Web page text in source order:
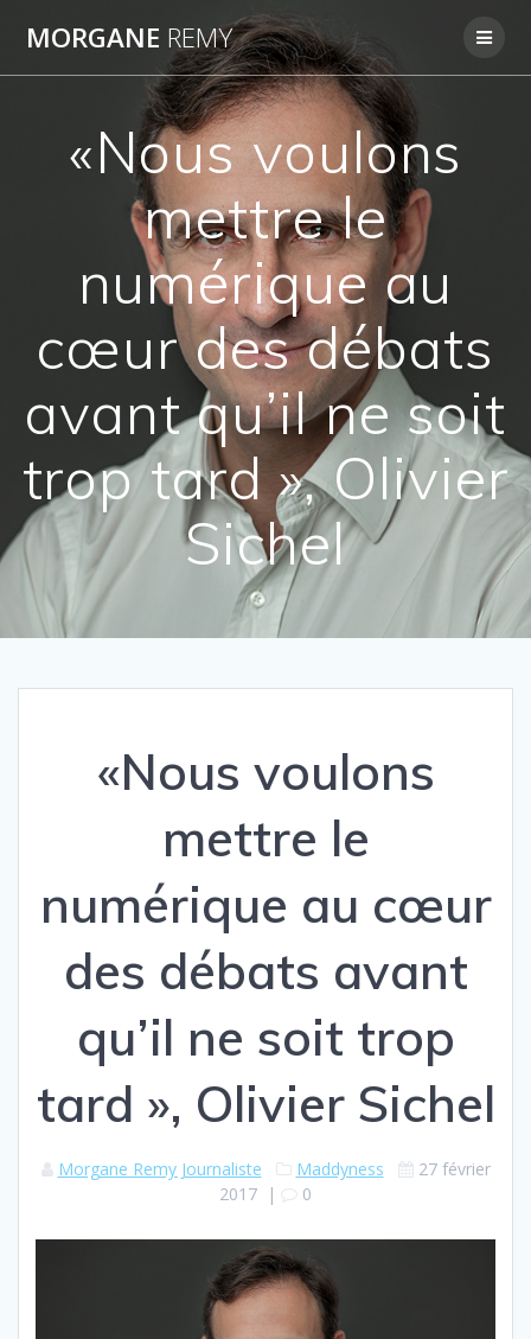
Passer
au
contenu
MORGANE REMY
«Nous voulons
mettre le
numérique au
cœur des débats
avant qu’il ne soit
trop tard », Olivier
Sichel
«Nous voulons
mettre le
numérique au cœur
des débats avant
qu’il ne soit trop
tard », Olivier Sichel
Morgane Remy Journaliste Maddyness
27 février
2017 | 0